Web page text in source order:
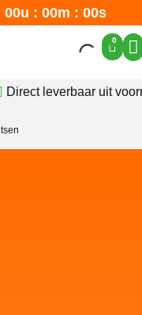
00u : 00m : 00s
0
Direct leverbaar uit